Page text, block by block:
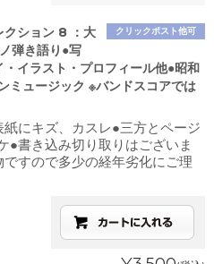
クリックポスト他可
クション 8 ：大
弾き語り●写
・イラスト・プロフィール他●昭和
ミュージック ※バンドスコアでは
紙にキズ、カスレ●三方とページ
●書き込み切り取りはございま
すので多少の経年劣化にご理